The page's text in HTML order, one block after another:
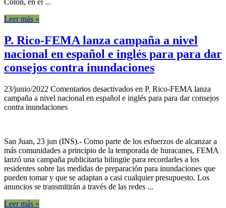
Leer más »
P. Rico-FEMA lanza campaña a nivel
nacional en español e inglés para para dar
consejos contra inundaciones
23/junio/2022 Comentarios desactivados en P. Rico-FEMA lanza
campaña a nivel nacional en español e inglés para para dar consejos
contra inundaciones
San Juan, 23 jun (INS).- Como parte de los esfuerzos de alcanzar a
más comunidades a principio de la temporada de huracanes, FEMA
lanzó una campaña publicitaria bilingüe para recordarles a los
residentes sobre las medidas de preparación para inundaciones que
pueden tomar y que se adaptan a casi cualquier presupuesto. Los
anuncios se transmitirán a través de las redes ...
Leer más »